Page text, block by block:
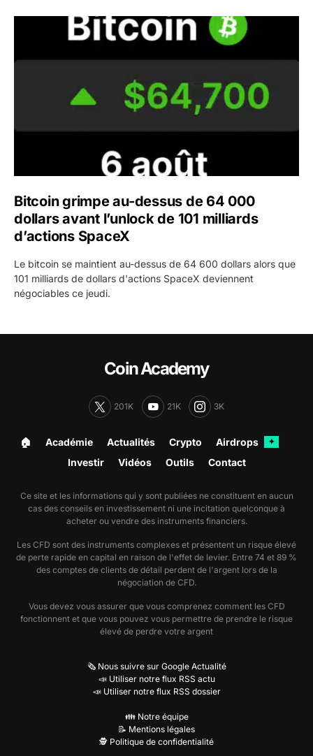
Bitcoin grimpe au-dessus de 64 000 dollars avant
Bitcoin grimpe au-dessus de 64 000
dollars avant l’unlock de 101 milliards
d’actions SpaceX
Le bitcoin se maintient au-dessus de 64 600 dollars alors que
101 milliards de dollars d'actions SpaceX deviennent
négociables ce jeudi.
Coin Academy
201K 21K 3K
🏠︎ Académie Actualités Crypto Airdrops ✦
Investir Vidéos Outils Contact
Ce site et les informations qui y sont publiées ne constituent en aucun
cas des conseils en investissement ni une incitation quelconque à
acheter ou vendre des instruments financiers.
Les CFD sont des instruments complexes et présentent un risque élevé
de perte rapide en capital en raison de l'effet de levier. Entre 74 et 89 %
des comptes de clients de détail perdent de l'argent lors de la
négociation de CFD.
Vous devez vous assurer que vous comprenez comment les CFD
fonctionnent et que vous pouvez vous permettre de prendre le risque
élevé de perdre votre argent
🗞️ Nous suivre sur Google Actualité
📣 Utiliser notre flux RSS actu
📣 Utiliser notre flux RSS dossier
👪 Notre équipe
📝 Mentions légales
🕵️ Politique de confidentialité